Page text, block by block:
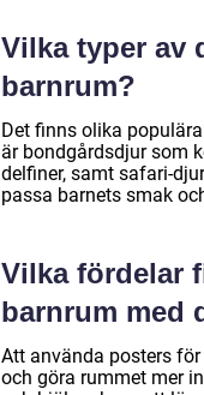
Vilka typer av
barnrum?
Det finns olika
är bondgårdsdjur som
delfiner, samt safari-
passa barnets smak
Vilka fördelar
barnrum med
Att använda posters
och göra rummet mer